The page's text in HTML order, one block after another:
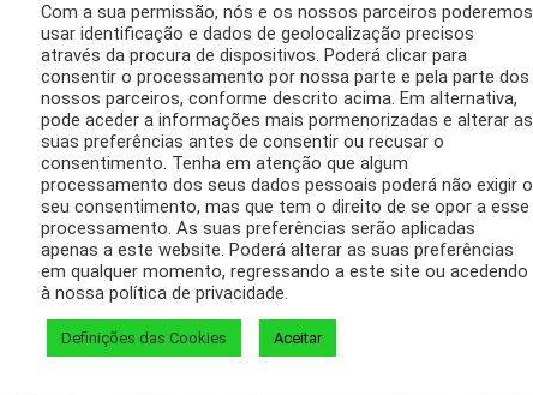
0 Partilhas RECEITAS
Receita Torta de Chocolate light,
recheada de sabor
por Equipa 1001 dietas
Com a sua permissão, nós e os nossos parceiros poderemos
usar identificação e dados de geolocalização precisos
através da procura de dispositivos. Poderá clicar para
consentir o processamento por nossa parte e pela parte dos
nossos parceiros, conforme descrito acima. Em alternativa,
pode aceder a informações mais pormenorizadas e alterar as
suas preferências antes de consentir ou recusar o
consentimento. Tenha em atenção que algum
processamento dos seus dados pessoais poderá não exigir o
seu consentimento, mas que tem o direito de se opor a esse
processamento. As suas preferências serão aplicadas
apenas a este website. Poderá alterar as suas preferências
em qualquer momento, regressando a este site ou acedendo
à nossa política de privacidade.
Definições das Cookies Aceitar